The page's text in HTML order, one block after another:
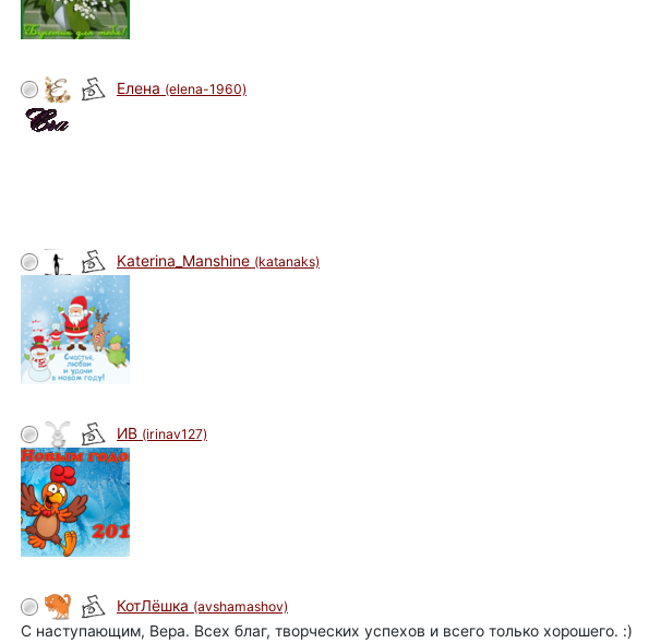
Елена (elena-1960)
Katerina_Manshine (katanaks)
ИВ (irinav127)
КотЛёшка (avshamashov)
С наступающим, Вера. Всех благ, творческих успехов и всего только хорошего. :)